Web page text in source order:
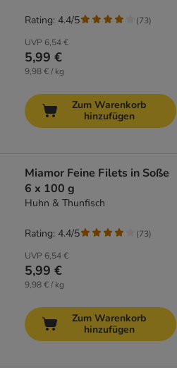
UVP 6,54 €
5,99 €
9,98 € / kg
Rating: 4.4/5 (73)
Zum Warenkorb
hinzufügen
Miamor Feine Filets in Soße
6 x 100 g
Huhn & Thunfisch
UVP 6,54 €
5,99 €
9,98 € / kg
Rating: 4.4/5 (73)
Zum Warenkorb
hinzufügen